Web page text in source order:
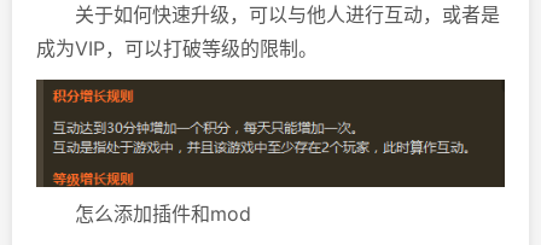
关于如何快速升级，可以与他人进行互动，或者是
成为VIP，可以打破等级的限制。
怎么添加插件和mod